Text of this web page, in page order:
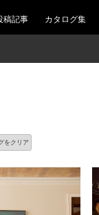
稿記事 カタログ集
をクリア